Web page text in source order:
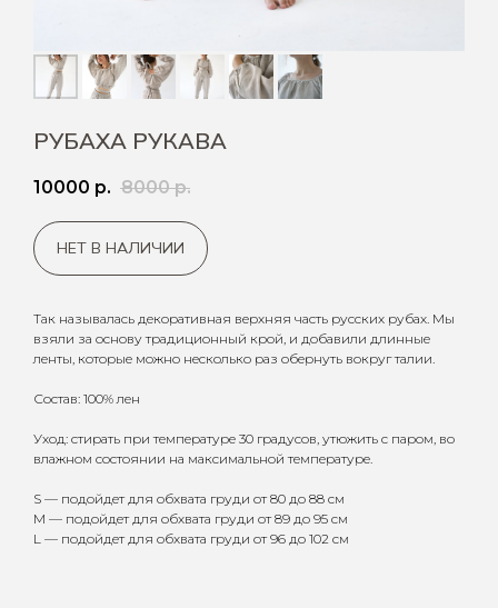
РУБАХА РУКАВА
10000 р. 8000 р.
НЕТ В НАЛИЧИИ
Так называлась декоративная верхняя часть русских рубах. Мы
взяли за основу традиционный крой, и добавили длинные
ленты, которые можно несколько раз обернуть вокруг талии.
Состав: 100% лен
Уход: стирать при температуре 30 градусов, утюжить с паром, во
влажном состоянии на максимальной температуре.
S — подойдет для обхвата груди от 80 до 88 см
M — подойдет для обхвата груди от 89 до 95 см
L — подойдет для обхвата груди от 96 до 102 см